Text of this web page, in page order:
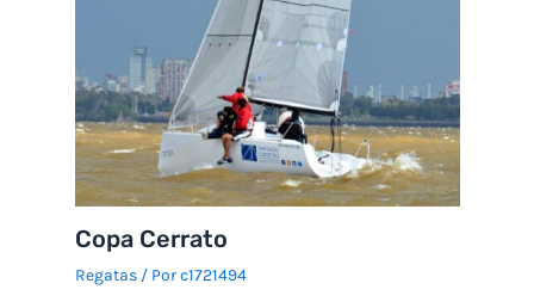
Copa Cerrato
Regatas/ Porc1721494